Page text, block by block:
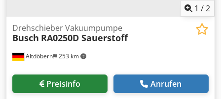
1 /2
Altdöbern 253 km
Drehschieber Vakuumpumpe
Busch RA0250D Sauerstoff
Preisinfo Anrufen